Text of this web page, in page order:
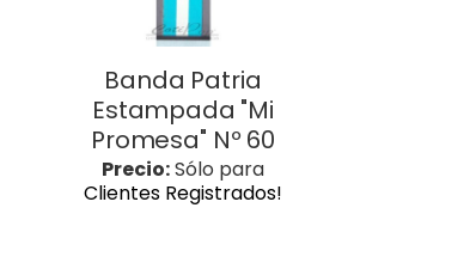
Banda Patria
Estampada "Mi
Promesa" Nº 60
Precio:Sólo para
Clientes Registrados!